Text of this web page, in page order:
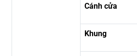
Cánh cửa
Khung